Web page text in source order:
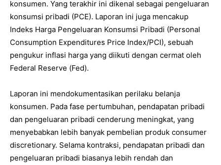
konsumen. Yang terakhir ini dikenal sebagai pengeluaran
konsumsi pribadi (PCE). Laporan ini juga mencakup
Indeks Harga Pengeluaran Konsumsi Pribadi (Personal
Consumption Expenditures Price Index/PCI), sebuah
pengukur inflasi harga yang diikuti dengan cermat oleh
Federal Reserve (Fed).
Laporan ini mendokumentasikan perilaku belanja
konsumen. Pada fase pertumbuhan, pendapatan pribadi
dan pengeluaran pribadi cenderung meningkat, yang
menyebabkan lebih banyak pembelian produk consumer
discretionary. Selama kontraksi, pendapatan pribadi dan
pengeluaran pribadi biasanya lebih rendah dan